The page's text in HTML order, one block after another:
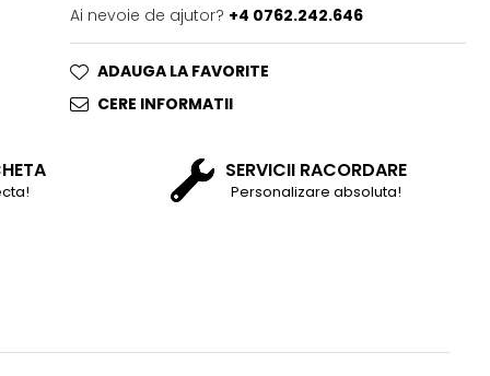
Ai nevoie de ajutor? +4 0762.242.646
ADAUGA LA FAVORITE
CERE INFORMATII
SERVICII RACORDARE
Personalizare absoluta!